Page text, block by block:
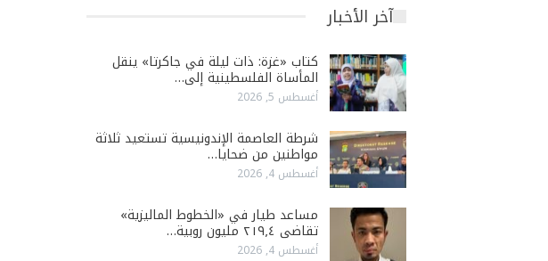
آخر الأخبار
كتاب «غزة: ذات ليلة في جاكرتا» ينقل
المأساة الفلسطينية إلى…
أغسطس 5, 2026
شرطة العاصمة الإندونيسية تستعيد ثلاثة
مواطنين من ضحايا…
أغسطس 4, 2026
مساعد طيار في «الخطوط الماليزية»
تقاضى ٢١٩٫٤ مليون روبية…
أغسطس 4, 2026